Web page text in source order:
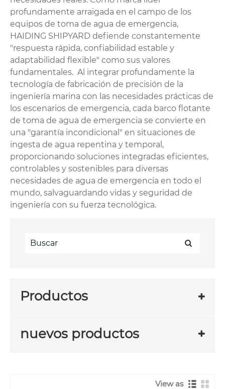
profundamente arraigada en el campo de los
equipos de toma de agua de emergencia,
HAIDING SHIPYARD defiende constantemente
"respuesta rápida, confiabilidad estable y
adaptabilidad flexible" como sus valores
fundamentales. Al integrar profundamente la
tecnología de fabricación de precisión de la
ingeniería marina con las necesidades prácticas de
los escenarios de emergencia, cada barco flotante
de toma de agua de emergencia se convierte en
una "garantía incondicional" en situaciones de
ingesta de agua repentina y temporal,
proporcionando soluciones integradas eficientes,
controlables y sostenibles para diversas
necesidades de agua de emergencia en todo el
mundo, salvaguardando vidas y seguridad de
ingeniería con su fuerza tecnológica.
Productos
nuevos productos
View as